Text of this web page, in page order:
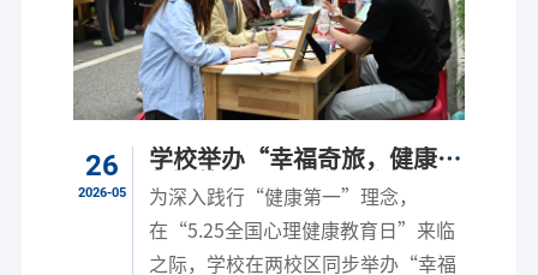
26
2026-05
学校举办“幸福奇旅，健康同
行”第九届心理游园会
为深入践行“健康第一”理念，
在“5.25全国心理健康教育日”来临
之际，学校在两校区同步举办“幸福